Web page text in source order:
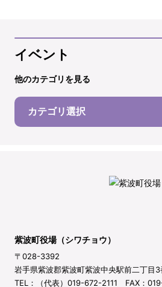
イベント
他のカテゴリを見る
カテゴリ選択
紫波町役場（シワチョウ）
〒028-3392
岩手県紫波郡紫波町紫波中央駅前二丁目3
TEL：（代表）019-672-2111 FAX：